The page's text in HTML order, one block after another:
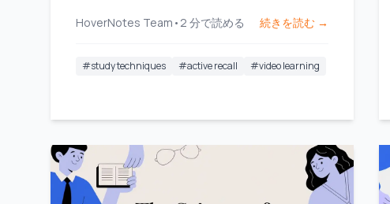
HoverNotes Team • 2 分で読める 続きを読む →
#study techniques #active recall #video learning